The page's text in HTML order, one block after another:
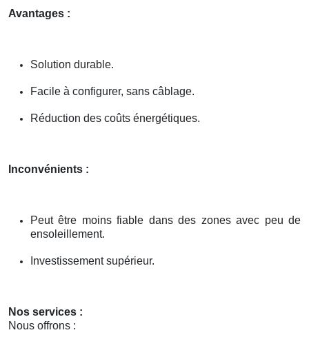
Avantages :
Solution durable.
Facile à configurer, sans câblage.
Réduction des coûts énergétiques.
Inconvénients :
Peut être moins fiable dans des zones avec peu de
ensoleillement.
Investissement supérieur.
Nos services :
Nous offrons :